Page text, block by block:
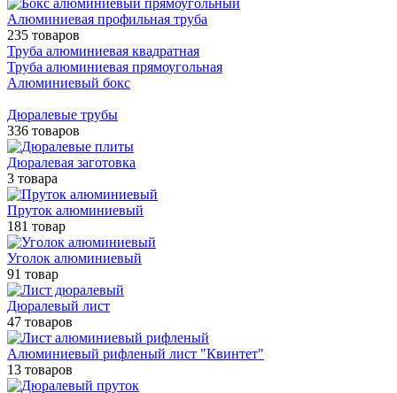
Алюминиевая профильная труба
235 товаров
Труба алюминиевая квадратная
Труба алюминиевая прямоугольная
Алюминиевый бокс
Дюралевые трубы
336 товаров
Дюралевая заготовка
3 товара
Пруток алюминиевый
181 товар
Уголок алюминиевый
91 товар
Дюралевый лист
47 товаров
Алюминиевый рифленый лист "Квинтет"
13 товаров